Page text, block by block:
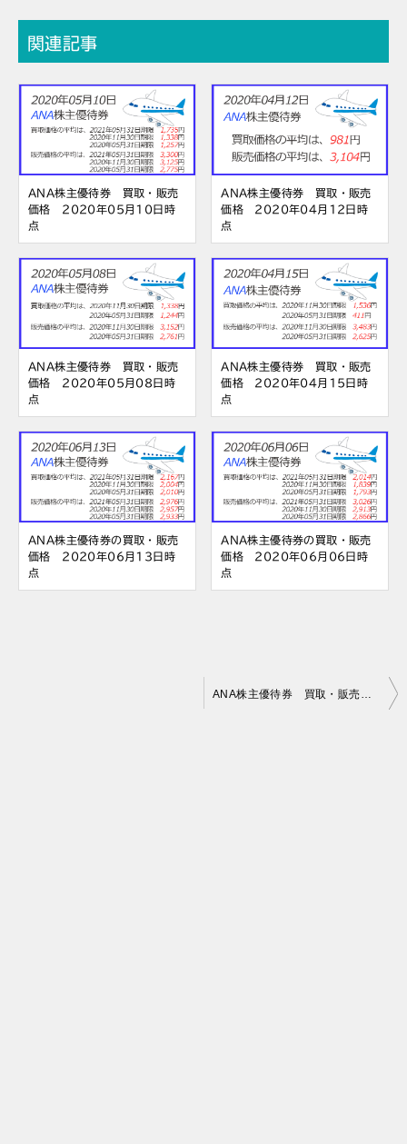
関連記事
ANA株主優待券 買取・販売
価格 2020年05月10日時
点
ANA株主優待券 買取・販売
価格 2020年04月12日時
点
ANA株主優待券 買取・販売
価格 2020年05月08日時
点
ANA株主優待券 買取・販売
価格 2020年04月15日時
点
ANA株主優待券の買取・販売
価格 2020年06月13日時
点
ANA株主優待券の買取・販売
価格 2020年06月06日時
点